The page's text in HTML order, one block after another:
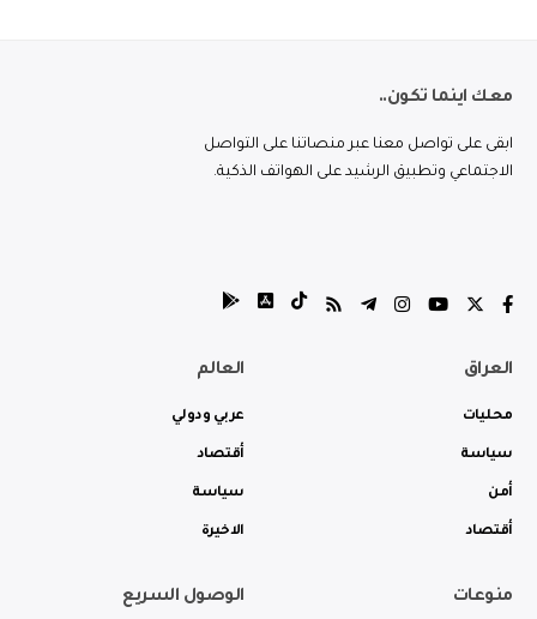
معك اينما تكون..
ابقى على تواصل معنا عبر منصاتنا على التواصل
الاجتماعي وتطبيق الرشيد على الهواتف الذكية.
العراق
محليات
سياسة
أمن
أقتصاد
العالم
عربي ودولي
أقتصاد
سياسة
الاخيرة
منوعات الوصول السريع